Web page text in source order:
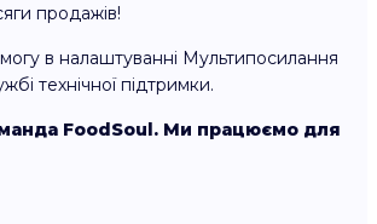
продажів!
в налаштуванні Мультипосилання
технічної підтримки.
FoodSoul. Ми працюємо для